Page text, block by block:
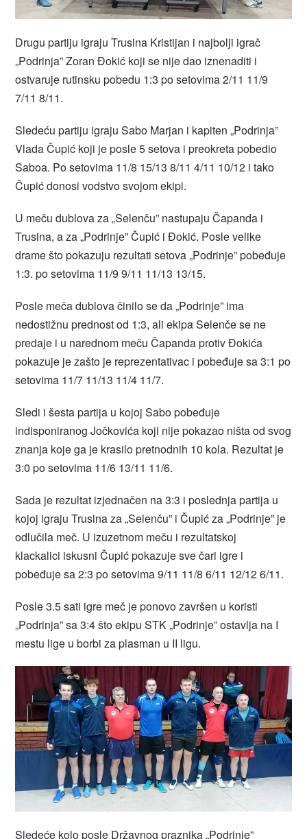
Drugu partiju igraju Trusina Kristijan i najbolji igrač
„Podrinja” Zoran Đokić koji se nije dao iznenaditi i
ostvaruje rutinsku pobedu 1:3 po setovima 2/11 11/9
7/11 8/11.
Sledeću partiju igraju Sabo Marjan i kapiten „Podrinja”
Vlada Čupić koji je posle 5 setova i preokreta pobedio
Saboa. Po setovima 11/8 15/13 8/11 4/11 10/12 i tako
Čupić donosi vodstvo svojom ekipi.
U meču dublova za „Selenču” nastupaju Čapanda i
Trusina, a za „Podrinje” Čupić i Đokić. Posle velike
drame što pokazuju rezultati setova „Podrinje” pobeđuje
1:3. po setovima 11/9 9/11 11/13 13/15.
Posle meča dublova činilo se da „Podrinje” ima
nedostižnu prednost od 1:3, ali ekipa Selenče se ne
predaje i u narednom meču Čapanda protiv Đokića
pokazuje je zašto je reprezentativac i pobeđuje sa 3:1 po
setovima 11/7 11/13 11/4 11/7.
Sledi i šesta partija u kojoj Sabo pobeđuje
indisponiranog Jočkovića koji nije pokazao ništa od svog
znanja koje ga je krasilo pretnodnih 10 kola. Rezultat je
3:0 po setovima 11/6 13/11 11/6.
Sada je rezultat izjednačen na 3:3 i poslednja partija u
kojoj igraju Trusina za „Selenču” i Čupić za „Podrinje” je
odlučila meč. U izuzetnom meču i rezultatskoj
klackalici iskusni Čupić pokazuje sve čari igre i
pobeđuje sa 2:3 po setovima 9/11 11/8 6/11 12/12 6/11.
Posle 3.5 sati igre meč je ponovo završen u koristi
„Podrinja” sa 3:4 što ekipu STK „Podrinje” ostavlja na I
mestu lige u borbi za plasman u II ligu.
Sledeće kolo posle Državnog praznika „Podrinje”